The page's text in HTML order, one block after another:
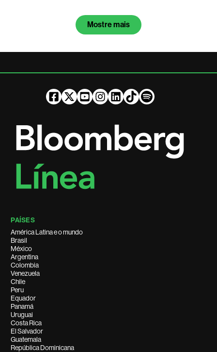
Mostre mais
PAÍSES
América Latina e o mundo
Brasil
México
Argentina
Colombia
Venezuela
Chile
Peru
Equador
Panamá
Uruguai
Costa Rica
El Salvador
Guatemala
República Dominicana